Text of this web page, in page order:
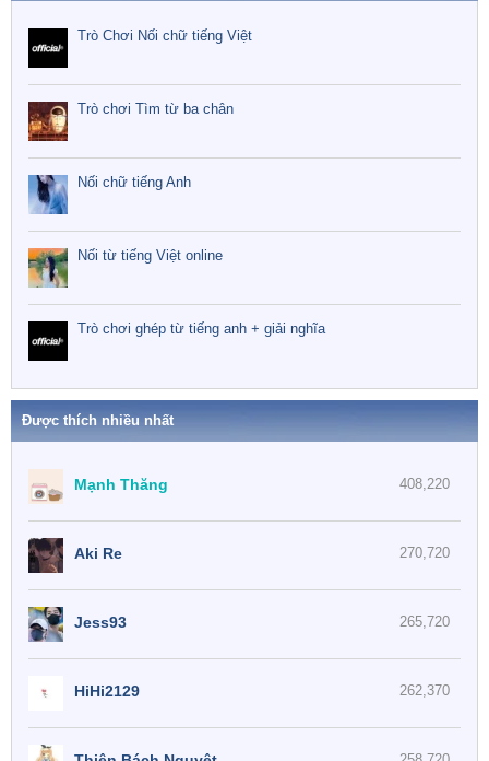
Trò Chơi Nối chữ tiếng Việt
Trò chơi Tìm từ ba chân
Nối chữ tiếng Anh
Nối từ tiếng Việt online
Trò chơi ghép từ tiếng anh + giải nghĩa
Được thích nhiều nhất
408,220
Mạnh Thăng
270,720
Aki Re
265,720
Jess93
262,370
HiHi2129